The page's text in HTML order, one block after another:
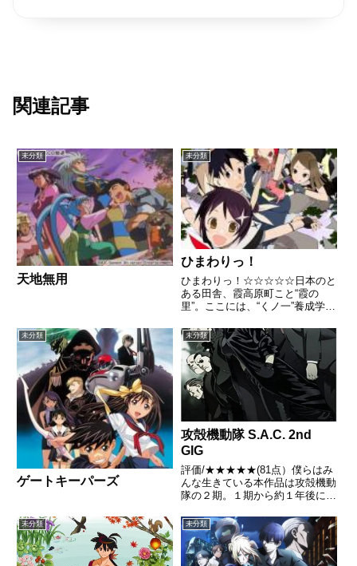
関連記事
未分類
天地無用
未分類
ひまわりっ！
ひまわりっ！☆☆☆☆☆日本のと
ある田舎、霞高原町こと“霞の
里”。ここには、“くノ一”養成学
ってきた普通の少女ひまわりは、
学校に入学した直後、忍術に失敗
し、新任教師のハヤトに助けられ
る。彼と主従の“契り”を交わ...
未分類
ゲートキーパーズ
未分類
攻殻機動隊 S.A.C. 2nd
GIG
評価/★★★★★(81点）僕らはみ
んな生きている本作品は攻殻機動
隊の２期。１期から約１年後に放
がストーリーコンセプトに参加し
ている基本的なストーリーは１期
の続き。笑い男事件の後、解散、
再結成した公安9課。そんな...
未分類 未分類